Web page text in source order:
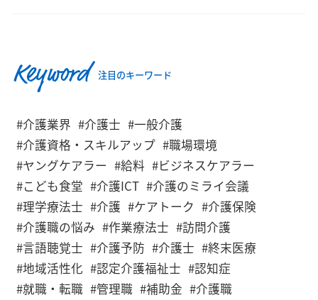
Keyword 注目のキーワード
#介護業界 #介護士 #一般介護
#介護資格・スキルアップ #職場環境
#ヤングケアラー #給料 #ビジネスケアラー
#こども食堂 #介護ICT #介護のミライ会議
#理学療法士 #介護 #ケアトーク #介護保険
#介護職の悩み #作業療法士 #訪問介護
#言語聴覚士 #介護予防 #介護士 #終末医療
#地域活性化 #認定介護福祉士 #認知症
#就職・転職 #管理職 #補助金 #介護職